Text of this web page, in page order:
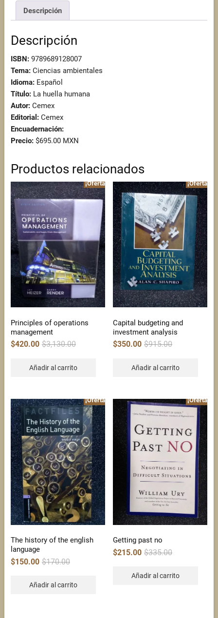
Descripción
Descripción
ISBN:9789689128007
Tema:Ciencias ambientales
Idioma:Español
Título:La huella humana
Autor:Cemex
Editorial:Cemex
Encuadernación:
Precio:$695.00 MXN
Productos relacionados
¡Oferta!
Principles of operations
management
$3,130.00Original
$420.00
Current
Añadir al carrito
¡Oferta!
Capital budgeting and
investment analysis
$915.00Original
$350.00
Current
Añadir al carrito
¡Oferta!
The history of the english
language
$170.00Original
price
$150.00
Current
price
Añadir al carrito
¡Oferta!
Getting past no
$335.00
$215.00
Añadir al carrito